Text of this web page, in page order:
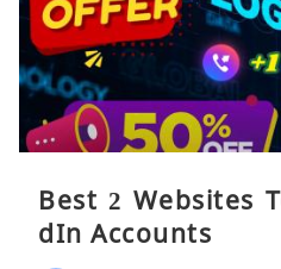
Best 2 Websites
dIn Accounts